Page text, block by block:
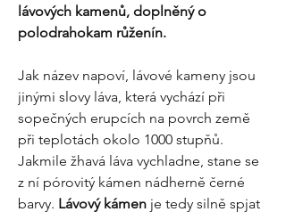
lávových kamenů, doplněný o
polodrahokam růženín.
Jak název napoví, lávové kameny jsou
jinými slovy láva, která vychází při
sopečných erupcích na povrch země
při teplotách okolo 1000 stupňů.
Jakmile žhavá láva vychladne, stane se
z ní pórovitý kámen nádherně černé
barvy. Lávový kámen je tedy silně spjat